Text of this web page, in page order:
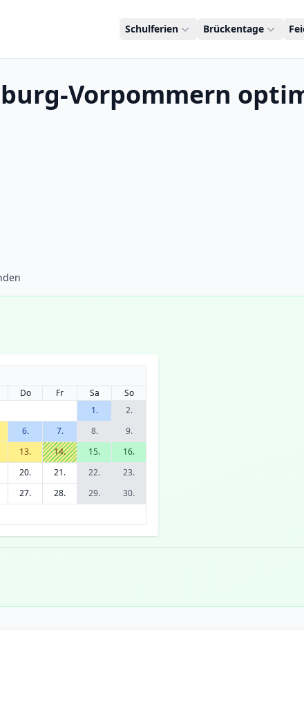
Schulferien Brückentage
Vorpommern
Do Fr Sa
So
1.
2.
6. 7. 8.
9.
13. 14. 15.
16.
20. 21. 22.
23.
27. 28. 29.
30.